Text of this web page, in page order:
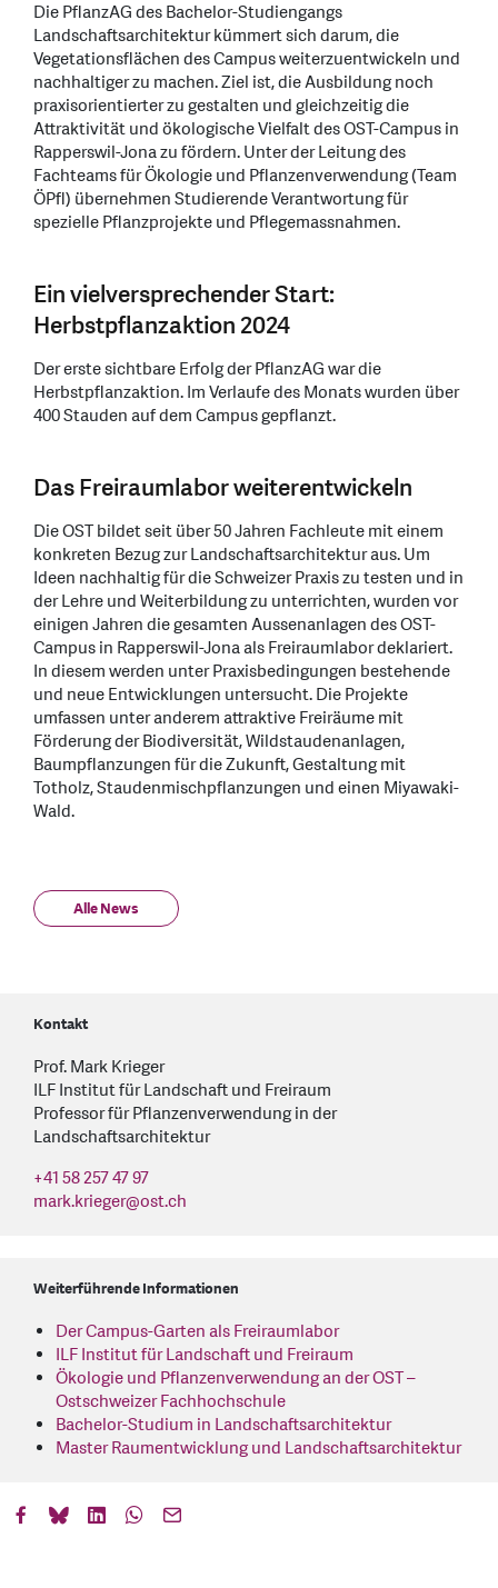
Die PflanzAG des Bachelor-Studiengangs
Landschaftsarchitektur kümmert sich darum, die
Vegetationsflächen des Campus weiterzuentwickeln und
nachhaltiger zu machen. Ziel ist, die Ausbildung noch
praxisorientierter zu gestalten und gleichzeitig die
Attraktivität und ökologische Vielfalt des OST-Campus in
Rapperswil-Jona zu fördern. Unter der Leitung des
Fachteams für Ökologie und Pflanzenverwendung (Team
ÖPfl) übernehmen Studierende Verantwortung für
spezielle Pflanzprojekte und Pflegemassnahmen.
Ein vielversprechender Start:
Herbstpflanzaktion 2024
Der erste sichtbare Erfolg der PflanzAG war die
Herbstpflanzaktion. Im Verlaufe des Monats wurden über
400 Stauden auf dem Campus gepflanzt.
Das Freiraumlabor weiterentwickeln
Die OST bildet seit über 50 Jahren Fachleute mit einem
konkreten Bezug zur Landschaftsarchitektur aus. Um
Ideen nachhaltig für die Schweizer Praxis zu testen und in
der Lehre und Weiterbildung zu unterrichten, wurden vor
einigen Jahren die gesamten Aussenanlagen des OST-
Campus in Rapperswil-Jona als Freiraumlabor deklariert.
In diesem werden unter Praxisbedingungen bestehende
und neue Entwicklungen untersucht. Die Projekte
umfassen unter anderem attraktive Freiräume mit
Förderung der Biodiversität, Wildstaudenanlagen,
Baumpflanzungen für die Zukunft, Gestaltung mit
Totholz, Staudenmischpflanzungen und einen Miyawaki-
Wald.
Alle News
Kontakt
Prof. Mark Krieger
ILF Institut für Landschaft und Freiraum
Professor für Pflanzenverwendung in der
Landschaftsarchitektur
+41 58 257 47 97
mark.krieger@ost.ch
Weiterführende Informationen
Der Campus-Garten als Freiraumlabor
ILF Institut für Landschaft und Freiraum
Ökologie und Pflanzenverwendung an der OST –
Ostschweizer Fachhochschule
Bachelor-Studium in Landschaftsarchitektur
Master Raumentwicklung und Landschaftsarchitektur